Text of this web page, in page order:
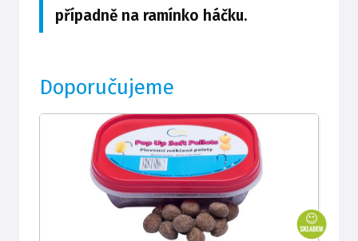
případně na ramínko háčku.
Doporučujeme